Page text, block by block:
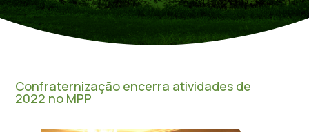
Confraternização encerra atividades de
2022 no MPP